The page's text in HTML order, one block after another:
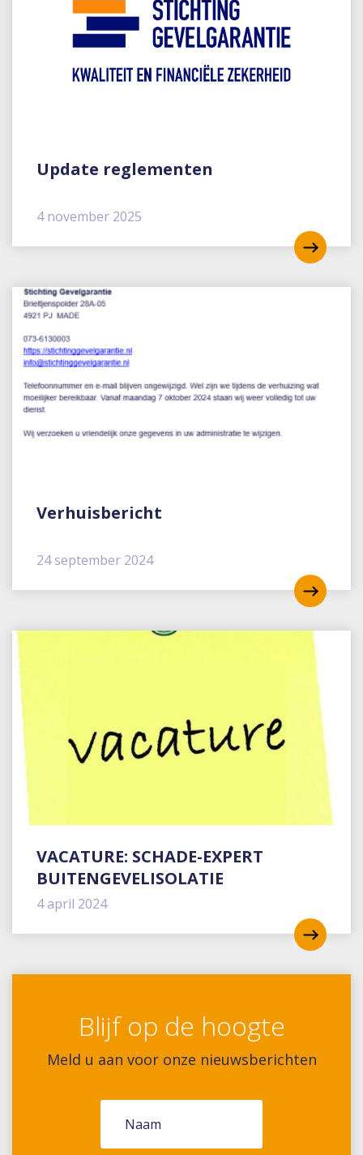
Update reglementen
4 november 2025
Verhuisbericht
24 september 2024
VACATURE: SCHADE-EXPERT
BUITENGEVELISOLATIE
4 april 2024
Blijf op de hoogte
Meld u aan voor onze nieuwsberichten